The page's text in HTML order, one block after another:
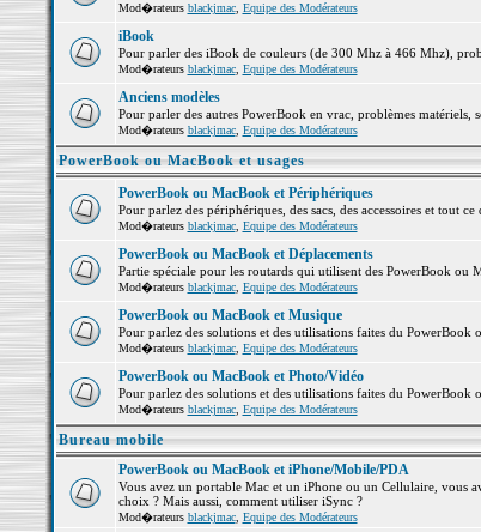
Mod�rateurs blackjmac, Equipe des Modérateurs
iBook
Pour parler des iBook de couleurs (de 300 Mhz à 466 Mhz),
Mod�rateurs blackjmac, Equipe des Modérateurs
Anciens modèles
Pour parler des autres PowerBook en vrac, problèmes matériels,
Mod�rateurs blackjmac, Equipe des Modérateurs
PowerBook ou MacBook et usages
PowerBook ou MacBook et Périphériques
Pour parlez des périphériques, des sacs, des accessoires et tout
Mod�rateurs blackjmac, Equipe des Modérateurs
PowerBook ou MacBook et Déplacements
Partie spéciale pour les routards qui utilisent des PowerBook ou
Mod�rateurs blackjmac, Equipe des Modérateurs
PowerBook ou MacBook et Musique
Pour parlez des solutions et des utilisations faites du PowerBook
Mod�rateurs blackjmac, Equipe des Modérateurs
PowerBook ou MacBook et Photo/Vidéo
Pour parlez des solutions et des utilisations faites du PowerBook
Mod�rateurs blackjmac, Equipe des Modérateurs
Bureau mobile
PowerBook ou MacBook et iPhone/Mobile/PDA
Vous avez un portable Mac et un iPhone ou un Cellulaire, vous
choix ? Mais aussi, comment utiliser iSync ?
Mod�rateurs blackjmac, Equipe des Modérateurs